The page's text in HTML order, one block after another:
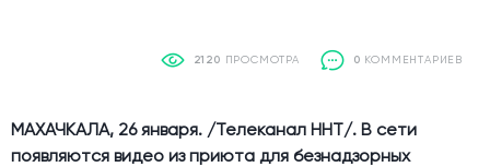
2120 ПРОСМОТРА 0 КОММЕНТАРИЕВ
МАХАЧКАЛА, 26 января. /Телеканал ННТ/. В сети
появляются видео из приюта для безнадзорных